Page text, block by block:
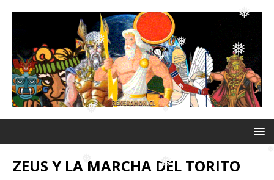
❅
❅ ❅
❅
❅
❅
ZEUS Y LA MARCHA DEL TORITO